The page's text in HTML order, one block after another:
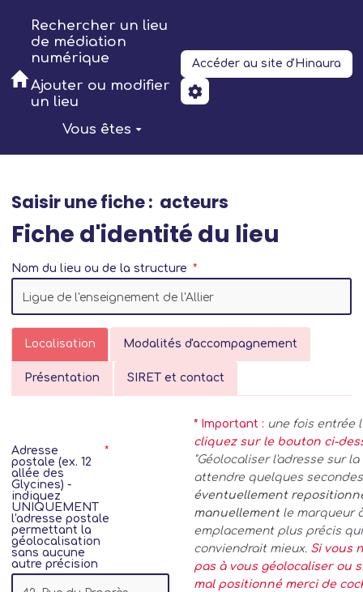
Aller au contenu principal
Rechercher un lieu
de médiation
numérique
Ajouter ou modifier
un lieu
Vous êtes
Accéder au site d'Hinaura
Saisir une fiche : acteurs
Fiche d'identité du lieu
Nom du lieu ou de la structure
Localisation Modalités d'accompagnement
Présentation SIRET et contact
Adresse
postale (ex. 12
allée des
Glycines) -
indiquez
UNIQUEMENT
l'adresse postale
permettant la
géolocalisation
sans aucune
autre précision
* Important : une fois entrée
cliquez sur le bouton ci-
"Géolocaliser l'adresse sur la
attendre quelques
éventuellement
manuellementle marqueur
emplacement plus précis
conviendrait mieux. Si vous
pas à vous géolocaliser ou
mal positionné merci de